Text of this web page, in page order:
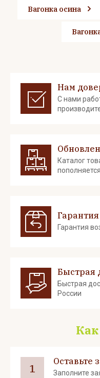
Вагонка осина
Нам
С нами
Каталог
пополняется
Гарантия
Быстрая
Быстрая
России
Как
1
Оставьте
Заполните